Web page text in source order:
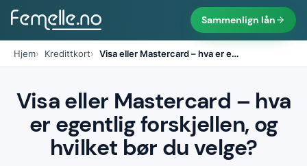
Sammenlign lån
Hjem Kredittkort Visa eller Mastercard – hva er e…
Visa eller Mastercard – hva
er egentlig forskjellen, og
hvilket bør du velge?